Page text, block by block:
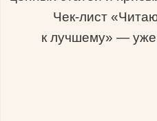
Чек-лист
к лучшему» —